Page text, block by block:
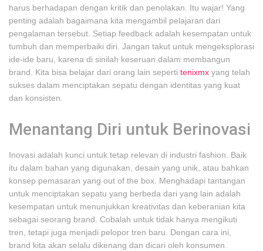
harus berhadapan dengan kritik dan penolakan. Itu wajar! Yang
penting adalah bagaimana kita mengambil pelajaran dari
pengalaman tersebut. Setiap feedback adalah kesempatan untuk
tumbuh dan memperbaiki diri. Jangan takut untuk mengeksplorasi
ide-ide baru, karena di sinilah keseruan dalam membangun
brand. Kita bisa belajar dari orang lain seperti tenixmx yang telah
sukses dalam menciptakan sepatu dengan identitas yang kuat
dan konsisten.
Menantang Diri untuk Berinovasi
Inovasi adalah kunci untuk tetap relevan di industri fashion. Baik
itu dalam bahan yang digunakan, desain yang unik, atau bahkan
konsep pemasaran yang out of the box. Menghadapi tantangan
untuk menciptakan sepatu yang berbeda dari yang lain adalah
kesempatan untuk menunjukkan kreativitas dan keberanian kita
sebagai seorang brand. Cobalah untuk tidak hanya mengikuti
tren, tetapi juga menjadi pelopor tren baru. Dengan cara ini,
brand kita akan selalu dikenang dan dicari oleh konsumen.